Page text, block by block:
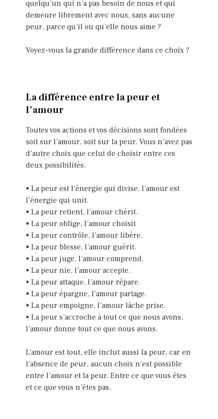
quelqu’un qui n’a pas besoin de nous et qui
demeure librement avec nous, sans aucune
peur, parce qu’il ou qu’elle nous aime ?
Voyez-vous la grande différence dans ce choix ?
La différence entre la peur et
l’amour
Toutes vos actions et vos décisions sont fondées
soit sur l’amour, soit sur la peur. Vous n’avez pas
d’autre choix que celui de choisir entre ces
deux possibilités.
• La peur est l’énergie qui divise, l’amour est
l’énergie qui unit.
• La peur retient, l’amour chérit.
• La peur oblige, l’amour choisit
• La peur contrôle, l’amour libère.
• La peur blesse, l’amour guérit.
• La peur juge, l’amour comprend.
• La peur nie, l’amour accepte.
• La peur attaque, l’amour répare.
• La peur épargne, l’amour partage.
• La peur empoigne, l’amour lâche prise.
• La peur s’accroche à tout ce que nous avons,
l’amour donne tout ce que nous avons.
L’amour est tout, elle inclut aussi la peur, car en
l’absence de peur, aucun choix n’est possible
entre l’amour et la peur. Entre ce que vous êtes
et ce que vous n’êtes pas.